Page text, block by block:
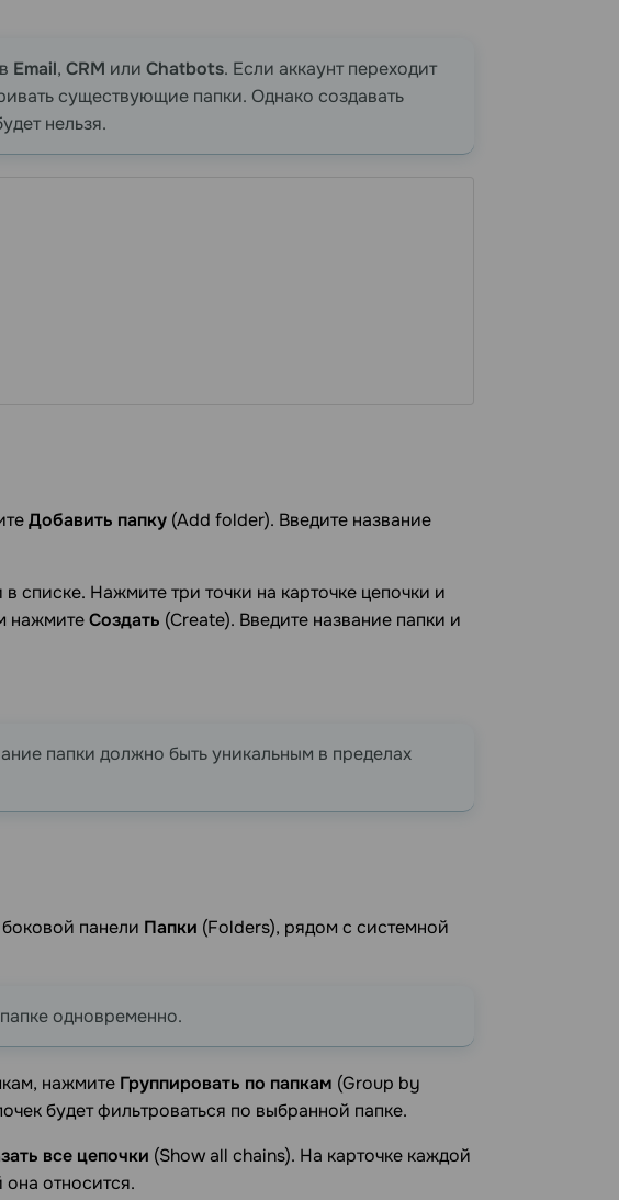
Email, CRM или Chatbots. Если аккаунт переходит
существующие папки. Однако создавать
нельзя.
Добавить папку (Add folder). Введите название
списке. Нажмите три точки на карточке цепочки и
нажмитеСоздать (Create). Введите название папки и
папки должно быть уникальным в пределах
панели Папки (Folders), рядом с системной
одновременно.
нажмите Группировать по папкам (Group by
будет фильтроваться по выбранной папке.
все цепочки (Show all chains). На карточке каждой
она относится.